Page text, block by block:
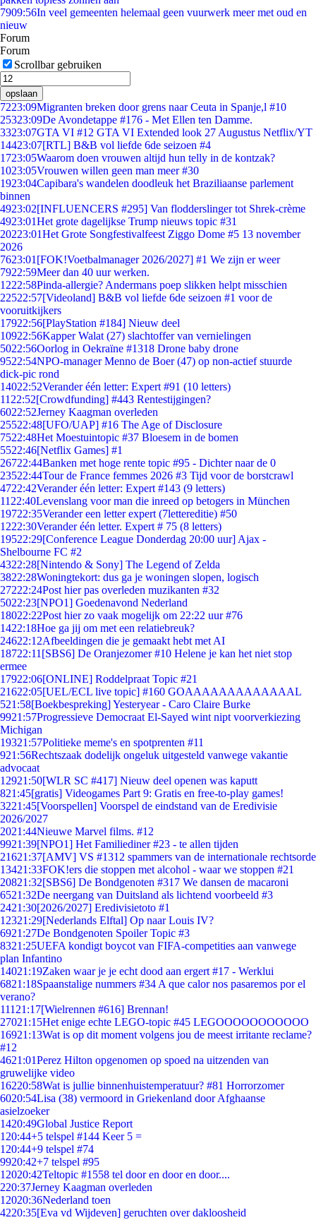
7909:56In veel gemeenten helemaal geen vuurwerk meer met oud en
nieuw
Forum
Forum
Scrollbar gebruiken
opslaan
7223:09Migranten breken door grens naar Ceuta in Spanje,l #10
25323:09De Avondetappe #176 - Met Ellen ten Damme.
3323:07GTA VI #12 GTA VI Extended look 27 Augustus Netflix/YT
14423:07[RTL] B&B vol liefde 6de seizoen #4
1723:05Waarom doen vrouwen altijd hun telly in de kontzak?
1023:05Vrouwen willen geen man meer #30
1923:04Capibara's wandelen doodleuk het Braziliaanse parlement
binnen
4923:02[INFLUENCERS #295] Van flodderslinger tot Shrek-crème
4923:01Het grote dagelijkse Trump nieuws topic #31
20223:01Het Grote Songfestivalfeest Ziggo Dome #5 13 november
2026
7623:01 [FOK!Voetbalmanager 2026/2027] #1 We zijn er weer
7922:59Meer dan 40 uur werken.
1222:58Pinda-allergie? Andermans poep slikken helpt misschien
22522:57[Videoland] B&B vol liefde 6de seizoen #1 voor de
vooruitkijkers
17922:56[PlayStation #184] Nieuw deel
10922:56Kapper Walat (27) slachtoffer van vernielingen
5022:56Oorlog in Oekraïne #1318 Drone baby drone
9522:54NPO-manager Menno de Boer (47) op non-actief stuurde
dick-pic rond
14022:52Verander één letter: Expert #91 (10 letters)
11 22:52[Crowdfunding] #443 Rentestijgingen?
6022:52Jerney Kaagman overleden
25522:48[UFO/UAP] #16 The Age of Disclosure
7522:48Het Moestuintopic #37 Bloesem in de bomen
5522:46[Netflix Games] #1
26722:44Banken met hoge rente topic #95 - Dichter naar de 0
23522:44Tour de France femmes 2026 #3 Tijd voor de borstcrawl
4722:42Verander één letter: Expert #143 (9 letters)
11 22:40Levenslang voor man die inreed op betogers in München
19722:35Verander een letter expert (7lettereditie) #50
1222:30Verander één letter. Expert # 75 (8 letters)
19522:29[Conference League Donderdag 20:00 uur] Ajax -
Shelbourne FC #2
4322:28[Nintendo & Sony] The Legend of Zelda
3822:28Woningtekort: dus ga je woningen slopen, logisch
27222:24Post hier pas overleden muzikanten #32
5022:23[NPO1] Goedenavond Nederland
18022:22Post hier zo vaak mogelijk om 22:22 uur #76
1422:18Hoe ga jij om met een relatiebreuk?
24622:12Afbeeldingen die je gemaakt hebt met AI
18722:11 [SBS6] De Oranjezomer #10 Helene je kan het niet stop
ermee
17922:06[ONLINE] Roddelpraat Topic #21
21622:05[UEL/ECL live topic] #160 GOAAAAAAAAAAAAAL
521:58[Boekbespreking] Yesteryear - Caro Claire Burke
9921:57Progressieve Democraat El-Sayed wint nipt voorverkiezing
Michigan
19321:57Politieke meme's en spotprenten #11
921:56Rechtszaak dodelijk ongeluk uitgesteld vanwege vakantie
advocaat
12921:50[WLR SC #417] Nieuw deel openen was kaputt
821:45[gratis] Videogames Part 9: Gratis en free-to-play games!
3221:45[Voorspellen] Voorspel de eindstand van de Eredivisie
2026/2027
2021:44Nieuwe Marvel films. #12
9921:39[NPO1] Het Familiediner #23 - te allen tijden
21621:37[AMV] VS #1312 spammers van de internationale rechtsorde
13421:33FOK!ers die stoppen met alcohol - waar we stoppen #21
20821:32[SBS6] De Bondgenoten #317 We dansen de macaroni
6521:32De neergang van Duitsland als lichtend voorbeeld #3
2421:30[2026/2027] Eredivisietoto #1
12321:29[Nederlands Elftal] Op naar Louis IV?
6921:27De Bondgenoten Spoiler Topic #3
8321:25UEFA kondigt boycot van FIFA-competities aan vanwege
plan Infantino
14021:19Zaken waar je je echt dood aan ergert #17 - Werklui
6821:18Spaanstalige nummers #34 A que calor nos pasaremos por el
verano?
111 21:17[Wielrennen #616] Brennan!
27021:15Het enige echte LEGO-topic #45 LEGOOOOOOOOOOO
16921:13Wat is op dit moment volgens jou de meest irritante reclame?
#12
4621:01Perez Hilton opgenomen op spoed na uitzenden van
gruwelijke video
16220:58Wat is jullie binnenhuistemperatuur? #81 Horrorzomer
6020:54Lisa (38) vermoord in Griekenland door Afghaanse
asielzoeker
1420:49Global Justice Report
1 20:44+5 telspel #144 Keer 5 =
1 20:44+9 telspel #74
9920:42+7 telspel #95
12020:42Teltopic #1558 tel door en door en door....
220:37Jerney Kaagman overleden
12020:36Nederland toen
4220:35[Eva vd Wijdeven] geruchten over dakloosheid